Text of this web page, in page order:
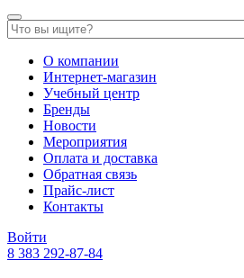
О компании
Интернет-магазин
Учебный центр
Бренды
Новости
Мероприятия
Оплата и доставка
Обратная связь
Прайс-лист
Контакты
Войти
8 383 292-87-84